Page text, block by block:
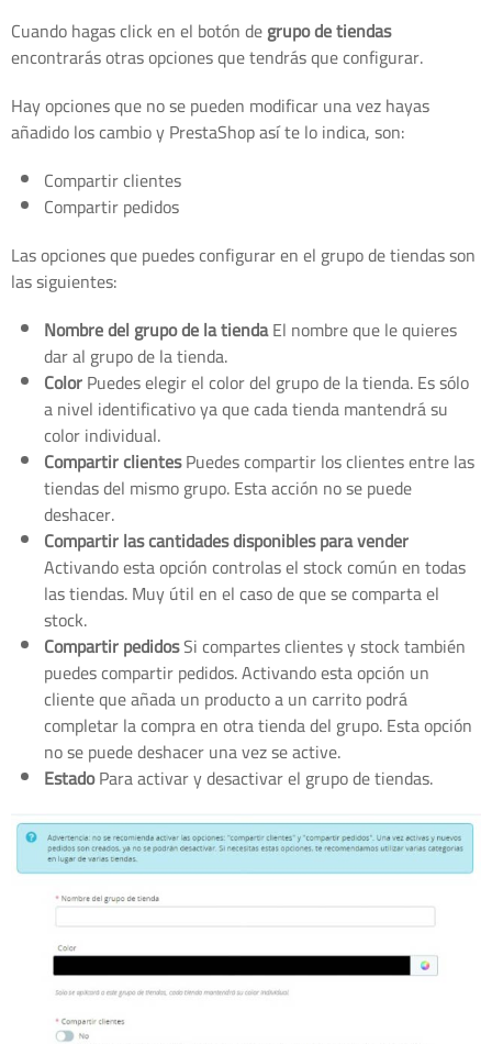
Cuando hagas click en el botón degrupo de tiendas
encontrarás otras opciones que tendrás que configurar.
Hay opciones que no se pueden modificar una vez hayas
añadido los cambio y PrestaShop así te lo indica, son:
Compartir clientes
Compartir pedidos
Las opciones que puedes configurar en el grupo de tiendas son
las siguientes:
Nombre del grupo de la tiendaEl nombre que le quieres
dar al grupo de la tienda.
ColorPuedes elegir el color del grupo de la tienda. Es sólo
a nivel identificativo ya que cada tienda mantendrá su
color individual.
Compartir clientesPuedes compartir los clientes entre las
tiendas del mismo grupo. Esta acción no se puede
deshacer.
Compartir las cantidades disponibles para vender
Activando esta opción controlas el stock común en todas
las tiendas. Muy útil en el caso de que se comparta el
stock.
Compartir pedidosSi compartes clientes y stock también
puedes compartir pedidos. Activando esta opción un
cliente que añada un producto a un carrito podrá
completar la compra en otra tienda del grupo. Esta opción
no se puede deshacer una vez se active.
EstadoPara activar y desactivar el grupo de tiendas.